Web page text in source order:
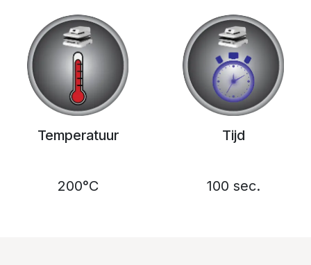
Temperatuur
200°C
Tijd
100 sec.